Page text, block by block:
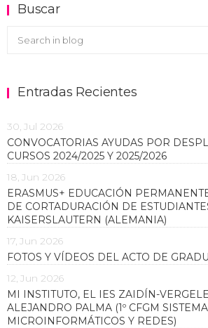
Buscar
Buscar en el blog
Entradas Recientes
30, Jul 2026
CONVOCATORIAS AYUDAS POR
CURSOS 2024/2025 Y 2025/2026
18, Jun 2026
ERASMUS+ EDUCACIÓN
DE CORTADURACIÓN DE
KAISERSLAUTERN (ALEMANIA)
17, Jun 2026
FOTOS Y VÍDEOS DEL ACTO DE
12, Jun 2026
MI INSTITUTO, EL IES ZAIDÍN-
ALEJANDRO PALMA (1º CFGM
MICROINFORMÁTICOS Y REDES)